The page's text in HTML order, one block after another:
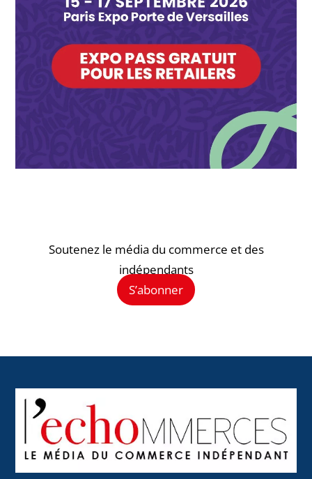
Soutenez le média du commerce et des
indépendants
S’abonner
To
Top